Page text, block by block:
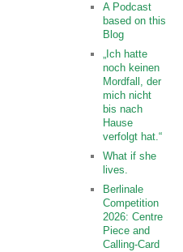
A Podcast
based on this
Blog
„Ich hatte
noch keinen
Mordfall, der
mich nicht
bis nach
Hause
verfolgt hat.“
What if she
lives.
Berlinale
Competition
2026: Centre
Piece and
Calling-Card